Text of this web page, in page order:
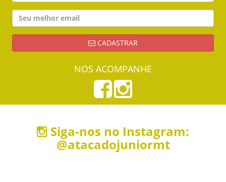
CADASTRAR
NOS ACOMPANHE
Siga-nos no Instagram:
@atacadojuniormt